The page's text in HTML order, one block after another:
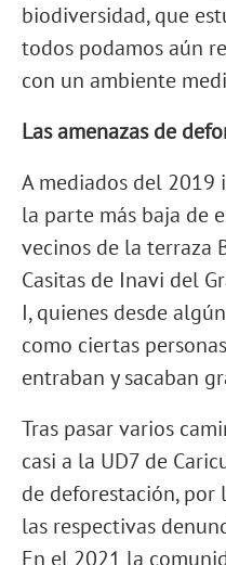
biodiversidad, que
todos podamos aún
con un ambiente
Las amenazas de
A mediados del 2019
la parte más baja de
vecinos de la terraza
Casitas de Inavi del
I, quienes desde
como ciertas
entraban y sacaban
Tras pasar varios
casi a la UD7 de
de deforestación,
las respectivas
En el 2021 la